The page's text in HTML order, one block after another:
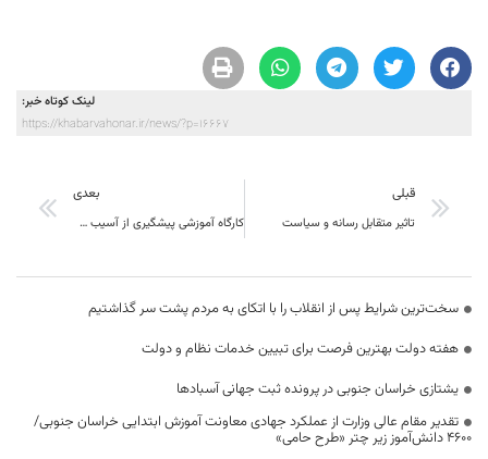
لینک کوتاه خبر:
https://khabarvahonar.ir/news/?p=16667
قبلی
تاثیر متقابل رسانه و سیاست
بعدی
کارگاه آموزشی پیشگیری از آسیب های اجتماعی با محوریت تربیت جنسی در دانشگاه بیرجند برگزار شد
سخت‌ترین شرایط پس از انقلاب را با اتکای به مردم پشت سر گذاشتیم
هفته دولت بهترین فرصت برای تبیین خدمات نظام و دولت
یشتازی خراسان جنوبی در پرونده ثبت جهانی آسبادها
تقدیر مقام عالی وزارت از عملکرد جهادی معاونت آموزش ابتدایی خراسان جنوبی/
۴۶۰۰ دانش‌آموز زیر چتر «طرح حامی»